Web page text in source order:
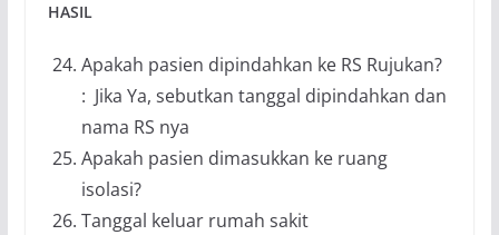
HASIL
Apakah pasien dipindahkan ke RS Rujukan?
: Jika Ya, sebutkan tanggal dipindahkan dan
nama RS nya
Apakah pasien dimasukkan ke ruang
isolasi?
Tanggal keluar rumah sakit